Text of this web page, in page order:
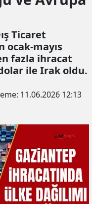
Ticaret
ocak-mayıs
fazla ihracat
ile Irak oldu.
11.06.2026 12:13